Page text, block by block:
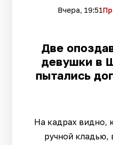
Вчера, 19:51
Две
девушки в
пытались
На кадрах видно,
ручной кладью,